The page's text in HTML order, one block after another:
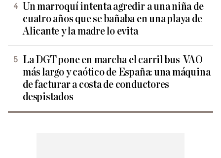
Un marroquí intenta agredir a una niña de
cuatro años que se bañaba en una playa de
Alicante y la madre lo evita
La DGT pone en marcha el carril bus-VAO
más largo y caótico de España: una máquina
de facturar a costa de conductores
despistados